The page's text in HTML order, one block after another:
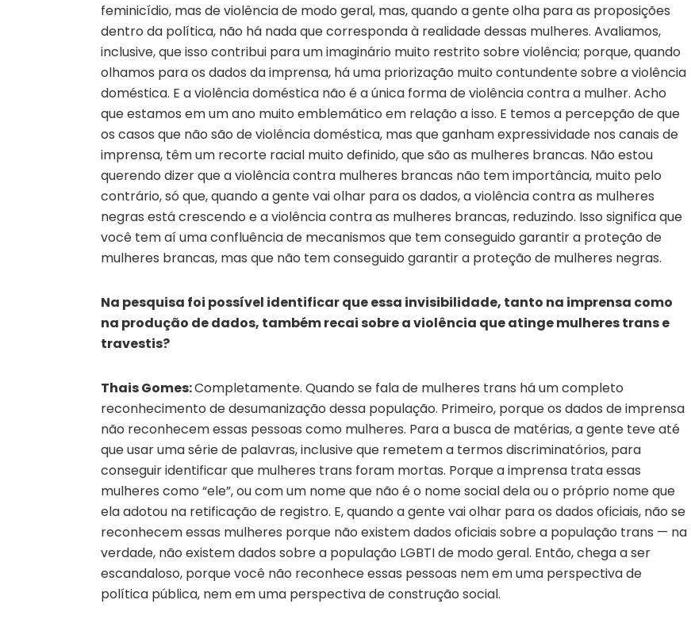
feminicídio, mas de violência de modo geral, mas, quando a gente olha para as proposições
dentro da política, não há nada que corresponda à realidade dessas mulheres. Avaliamos,
inclusive, que isso contribui para um imaginário muito restrito sobre violência; porque, quando
olhamos para os dados da imprensa, há uma priorização muito contundente sobre a violência
doméstica. E a violência doméstica não é a única forma de violência contra a mulher. Acho
que estamos em um ano muito emblemático em relação a isso. E temos a percepção de que
os casos que não são de violência doméstica, mas que ganham expressividade nos canais de
imprensa, têm um recorte racial muito definido, que são as mulheres brancas. Não estou
querendo dizer que a violência contra mulheres brancas não tem importância, muito pelo
contrário, só que, quando a gente vai olhar para os dados, a violência contra as mulheres
negras está crescendo e a violência contra as mulheres brancas, reduzindo. Isso significa que
você tem aí uma confluência de mecanismos que tem conseguido garantir a proteção de
mulheres brancas, mas que não tem conseguido garantir a proteção de mulheres negras.
Na pesquisa foi possível identificar que essa invisibilidade, tanto na imprensa como
na produção de dados, também recai sobre a violência que atinge mulheres trans e
travestis?
Thais Gomes:Completamente. Quando se fala de mulheres trans há um completo
reconhecimento de desumanização dessa população. Primeiro, porque os dados de imprensa
não reconhecem essas pessoas como mulheres. Para a busca de matérias, a gente teve até
que usar uma série de palavras, inclusive que remetem a termos discriminatórios, para
conseguir identificar que mulheres trans foram mortas. Porque a imprensa trata essas
mulheres como “ele”, ou com um nome que não é o nome social dela ou o próprio nome que
elaadotou na retificação de registro. E, quando a gente vai olhar para os dados oficiais, não se
reconhecem essas mulheres porque não existem dados oficiais sobre a população trans — na
verdade, não existem dados sobre a população LGBTI de modo geral. Então, chega a ser
escandaloso, porque você não reconhece essas pessoas nem em uma perspectiva de
política pública, nem em uma perspectiva de construção social.